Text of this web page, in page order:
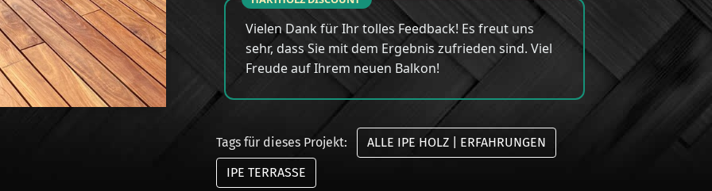
Vielen Dank für Ihr tolles Feedback! Es freut uns
sehr, dass Sie mit dem Ergebnis zufrieden sind. Viel
Freude auf Ihrem neuen Balkon!
Tags für dieses Projekt:
ALLE IPE HOLZ | ERFAHRUNGEN
IPE TERRASSE